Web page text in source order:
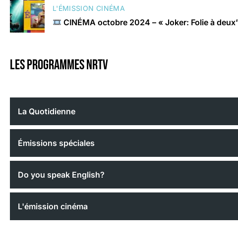
L'ÉMISSION CINÉMA
CINÉMA octobre 2024 – « Joker: Folie à
Les programmes nrtv
La Quotidienne
Émissions spéciales
Do you speak English?
L'émission cinéma